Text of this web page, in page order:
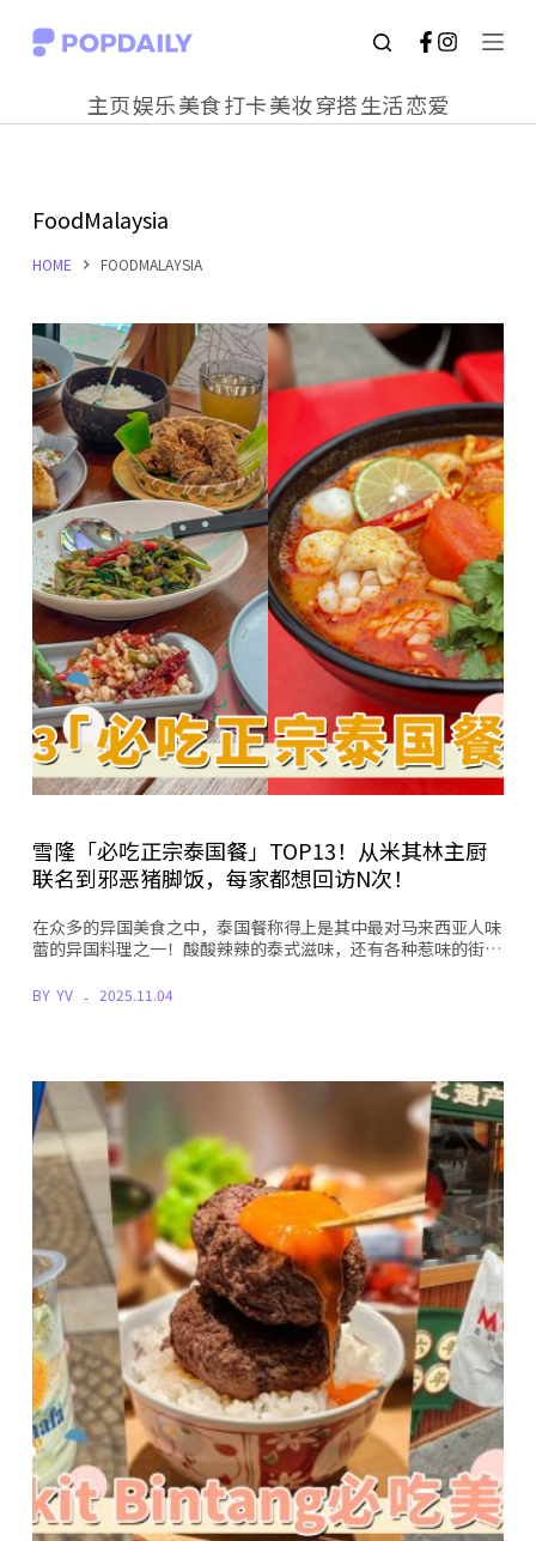
S
o
c
n
t
e
n
t
主页娱乐美食打卡美妆穿搭生活恋爱
FoodMalaysia
HOME FOODMALAYSIA
雪隆「必吃正宗泰国餐」TOP13！从米其林主厨
联名到邪恶猪脚饭，每家都想回访N次！
在众多的异国美食之中，泰国餐称得上是其中最对马来西亚人味
蕾的异国料理之一！酸酸辣辣的泰式滋味，还有各种惹味的街…
BY YV 2025.11.04